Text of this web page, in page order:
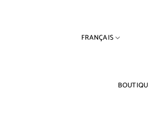
FRANÇAIS